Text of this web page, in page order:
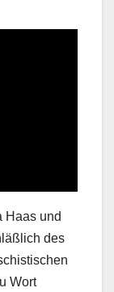
Haas und
des
Wort